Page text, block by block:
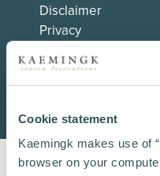
Cookie statement
Kaemingk makes use of
browser on your
Disclaimer
Privacy